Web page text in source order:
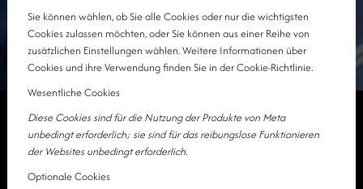
Sie können wählen, ob Sie alle Cookies oder nur die wichtigsten
Cookies zulassen möchten, oder Sie können aus einer Reihe von
zusätzlichen Einstellungen wählen. Weitere Informationen über
Cookies und ihre Verwendung finden Sie in der Cookie-Richtlinie.
Wesentliche Cookies
Diese Cookies sind für die Nutzung der Produkte von Meta
unbedingt erforderlich; sie sind für das reibungslose Funktionieren
der Websites unbedingt erforderlich.
Optionale Cookies